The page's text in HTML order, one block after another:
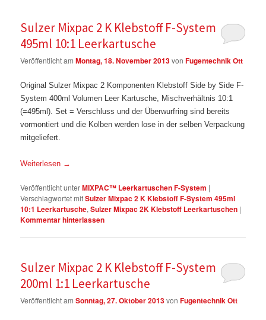
Sulzer Mixpac 2 K Klebstoff F-System
495ml 10:1 Leerkartusche
Veröffentlicht amMontag, 18. November 2013vonFugentechnik Ott
Original Sulzer Mixpac 2 Komponenten Klebstoff Side by Side F-
System 400ml Volumen Leer Kartusche, Mischverhältnis 10:1
(=495ml). Set = Verschluss und der Überwurfring sind bereits
vormontiert und die Kolben werden lose in der selben Verpackung
mitgeliefert.
Weiterlesen →
Veröffentlicht unterMIXPAC™ Leerkartuschen F-System |
Verschlagwortet mitSulzer Mixpac 2 K Klebstoff F-System 495ml
10:1 Leerkartusche,Sulzer Mixpac 2K Klebstoff Leerkartuschen |
Kommentar hinterlassen
Sulzer Mixpac 2 K Klebstoff F-System
200ml 1:1 Leerkartusche
Veröffentlicht amSonntag, 27. Oktober 2013vonFugentechnik Ott